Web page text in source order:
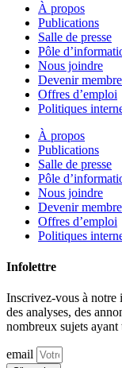
À propos
Publications
Salle de presse
Pôle
Nous joindre
Devenir membre
Offres d’emploi
Politiques
À propos
Publications
Salle de presse
Pôle
Nous joindre
Devenir membre
Offres d’emploi
Politiques
Infolettre
Inscrivez-vous à notre
des analyses, des
nombreux sujets ayant
email